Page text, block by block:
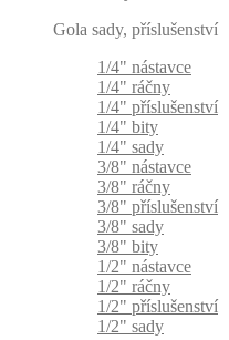
Gola sady, příslušenství
1/4" nástavce
1/4" ráčny
1/4" příslušenství
1/4" bity
1/4" sady
3/8" nástavce
3/8" ráčny
3/8" příslušenství
3/8" sady
3/8" bity
1/2" nástavce
1/2" ráčny
1/2" příslušenství
1/2" sady